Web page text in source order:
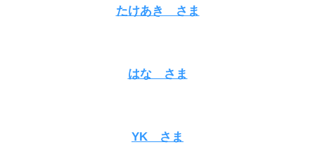
たけあき さま
はな さま
YK さま